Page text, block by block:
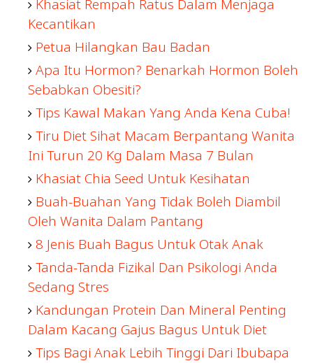
Khasiat Rempah Ratus Dalam Menjaga
Kecantikan
Petua Hilangkan Bau Badan
Apa Itu Hormon? Benarkah Hormon Boleh
Sebabkan Obesiti?
Tips Kawal Makan Yang Anda Kena Cuba!
Tiru Diet Sihat Macam Berpantang Wanita
Ini Turun 20 Kg Dalam Masa 7 Bulan
Khasiat Chia Seed Untuk Kesihatan
Buah-Buahan Yang Tidak Boleh Diambil
Oleh Wanita Dalam Pantang
8 Jenis Buah Bagus Untuk Otak Anak
Tanda-Tanda Fizikal Dan Psikologi Anda
Sedang Stres
Kandungan Protein Dan Mineral Penting
Dalam Kacang Gajus Bagus Untuk Diet
Tips Bagi Anak Lebih Tinggi Dari Ibubapa